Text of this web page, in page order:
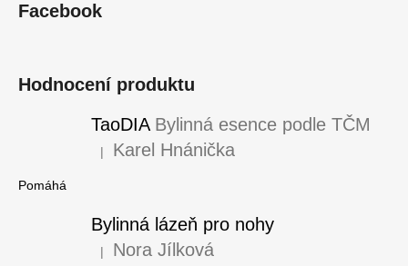
Facebook
Hodnocení produktu
TaoDIA Bylinná esence podle TČM
Hodnocení produktu je 5 z 5 hvězdiček.
| Karel Hnánička
Pomáhá
Bylinná lázeň pro nohy
Hodnocení produktu je 5 z 5 hvězdiček.
| Nora Jílková